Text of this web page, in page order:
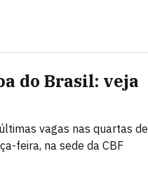
do Brasil: veja
vagas nas quartas de
feira, na sede da CBF